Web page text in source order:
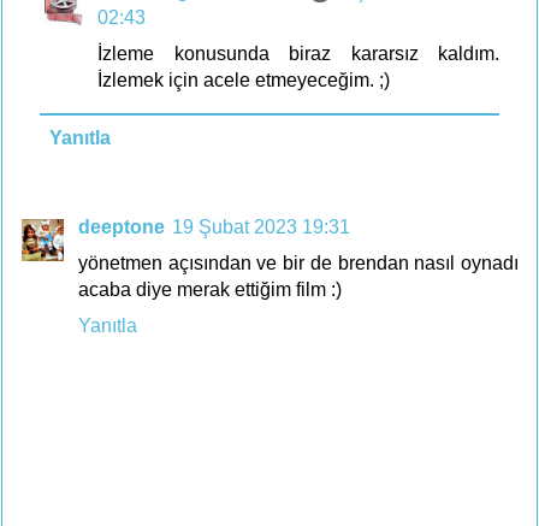
02:43
İzleme konusunda biraz kararsız kaldım.
İzlemek için acele etmeyeceğim. ;)
Yanıtla
deeptone 19 Şubat 2023 19:31
yönetmen açısından ve bir de brendan nasıl oynadı
acaba diye merak ettiğim film :)
Yanıtla